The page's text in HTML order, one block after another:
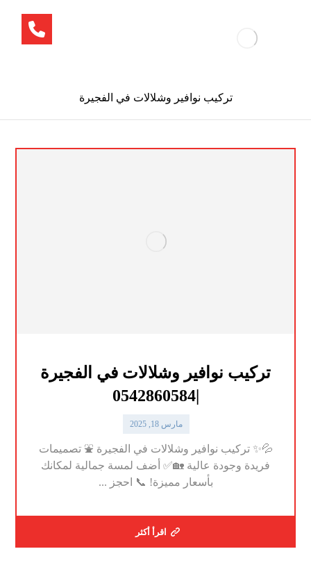
تركيب نوافير وشلالات في الفجيرة
تركيب نوافير وشلالات في الفجيرة
|0542860584
مارس 18, 2025
💦✨ تركيب نوافير وشلالات في الفجيرة ⛲ تصميمات
فريدة وجودة عالية 🏡✅ أضف لمسة جمالية لمكانك
بأسعار مميزة! 📞 احجز ...
اقرأ أكثر